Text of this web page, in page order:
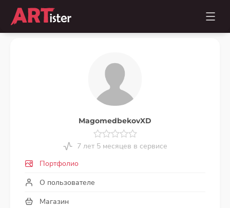
MagomedbekovXD
7 лет 5 месяцев в сервисе
Портфолио
О пользователе
Магазин